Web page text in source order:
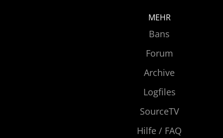
MEHR
Bans
Forum
Archive
Logfiles
SourceTV
Hilfe / FAQ